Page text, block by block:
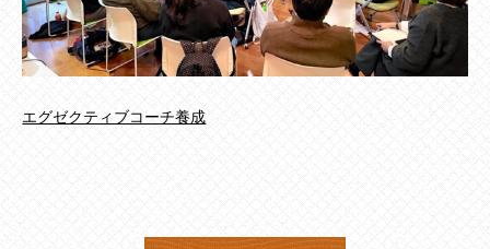
エグゼクティブコーチ養成